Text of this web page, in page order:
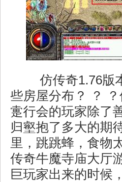
仿传奇1.76版
些房屋分布？ ？
疐行会的玩家除了
归壑抱了多大的期
里，跳跳蜂，食物
传奇牛魔寺庙大厅
巨玩家出来的时候